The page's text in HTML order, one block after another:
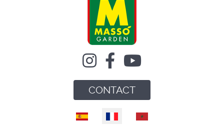
CONTACT
Sélectionnez votre langue